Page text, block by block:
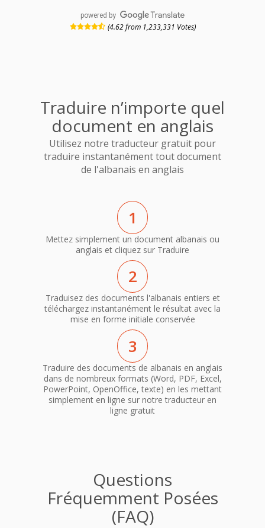
powered by
(4.62 from 1,233,331 Votes)
Traduire n’importe quel
document en anglais
Utilisez notre traducteur gratuit pour
traduire instantanément tout document
de l'albanais en anglais
1
Mettez simplement un document albanais ou
anglais et cliquez sur Traduire
2
Traduisez des documents l'albanais entiers et
téléchargez instantanément le résultat avec la
mise en forme initiale conservée
3
Traduire des documents de albanais en anglais
dans de nombreux formats (Word, PDF, Excel,
PowerPoint, OpenOffice, texte) en les mettant
simplement en ligne sur notre traducteur en
ligne gratuit
Questions
Fréquemment Posées
(FAQ)